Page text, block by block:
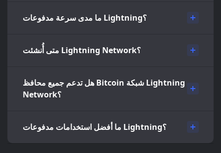
ما مدى سرعة مدفوعات Lightning؟
متى أُنشئت Lightning Network؟
هل تدعم جميع محافظ Bitcoin شبكة Lightning
Network؟
ما أفضل استخدامات مدفوعات Lightning؟